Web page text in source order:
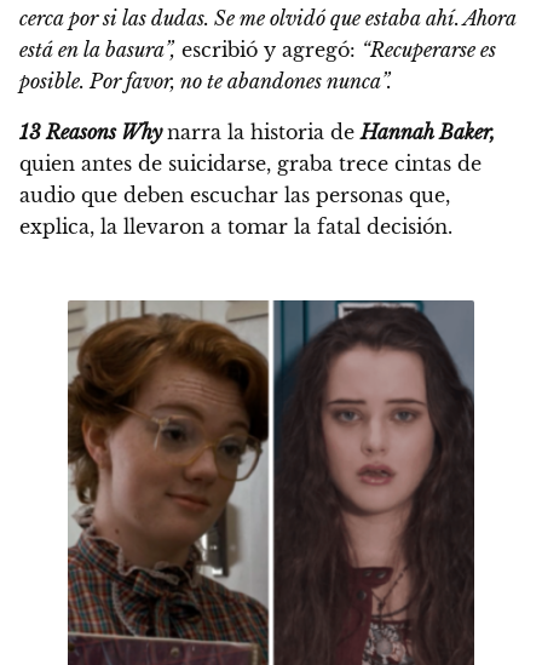
cerca por si las dudas. Se me olvidó que estaba ahí. Ahora
está en la basura”, escribió y agregó: “Recuperarse es
posible. Por favor, no te abandones nunca”.
13 Reasons Why narra la historia deHannah Baker,
quien antes de suicidarse, graba trece cintas de
audio que deben escuchar las personas que,
explica, la llevaron a tomar la fatal decisión.